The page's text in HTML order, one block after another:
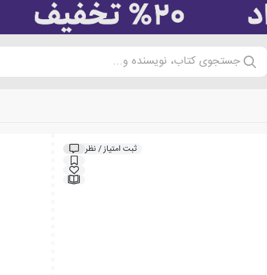
جستجوی کتاب، نویسنده و...
ثبت امتیاز / نظر